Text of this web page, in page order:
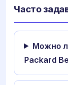
Часто
Можно
Packard